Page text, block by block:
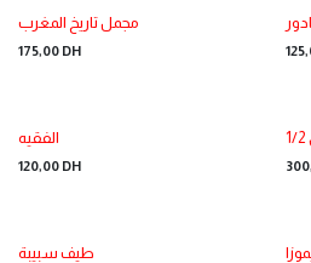
مجمل تاريخ المغرب
175,00 DH
الفقيه
120,00 DH
طيف سبيبة